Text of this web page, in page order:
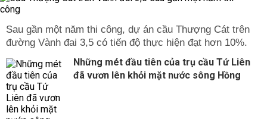
Sau gần một năm thi công, dự án cầu Thượng Cát trên
đường Vành đai 3,5 có tiến độ thực hiện đạt hơn 10%.
Những mét đầu tiên của trụ cầu Tứ Liên
đã vươn lên khỏi mặt nước sông Hồng